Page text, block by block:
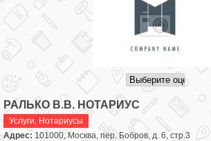
РАЛЬКО В.В. НОТАРИУС
Услуги, Нотариусы
Адрес: 101000, Москва, пер. Бобров, д. 6, стр.3